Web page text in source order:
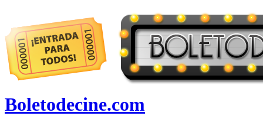
Boletodecine.com